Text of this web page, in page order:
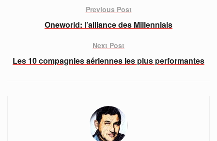
Previous Post
Oneworld: l’alliance des Millennials
Next Post
Les 10 compagnies aériennes les plus performantes